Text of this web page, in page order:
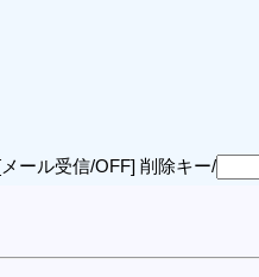
ール受信/OFF] 削除キー/